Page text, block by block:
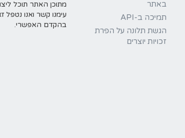
באתר
תמיכה ב-API
הגשת תלונה על הפרת
זכויות יוצרים
מתוכן האתר תוכל
עימנו קשר ואנו נטפל
בהקדם האפשרי.